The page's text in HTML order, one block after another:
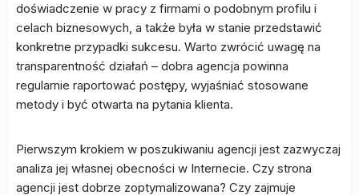
doświadczenie w pracy z firmami o podobnym profilu i
celach biznesowych, a także była w stanie przedstawić
konkretne przypadki sukcesu. Warto zwrócić uwagę na
transparentność działań – dobra agencja powinna
regularnie raportować postępy, wyjaśniać stosowane
metody i być otwarta na pytania klienta.
Pierwszym krokiem w poszukiwaniu agencji jest zazwyczaj
analiza jej własnej obecności w Internecie. Czy strona
agencji jest dobrze zoptymalizowana? Czy zajmuje